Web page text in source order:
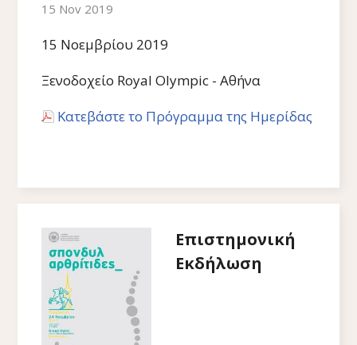
15 Nov 2019
15 Νοεμβρίου 2019
Ξενοδοχείο Royal Olympic - Αθήνα
Κατεβάστε το Πρόγραμμα της Ημερίδας
Επιστημονική
Εκδήλωση